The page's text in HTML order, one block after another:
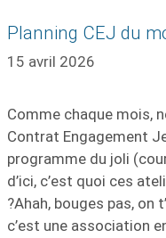
Planning CEJ du
15 avril 2026
Comme chaque mois,
Contrat Engagement
programme du joli
d’ici, c’est quoi ces
?Ahah, bouges pas, on
c’est une association